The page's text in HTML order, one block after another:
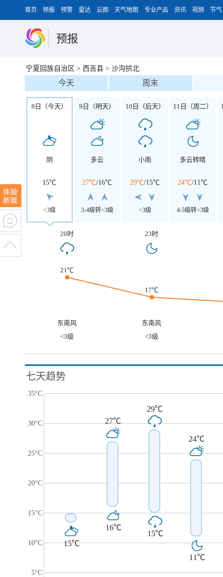
首页 预报 预警 雷达 云图 天气地图 专业产品 资讯 视频 节气
预报
宁夏回族自治区 > 西吉县 > 沙沟拱北
今天 周末
8日（今天）
阴
15℃
<3级
9日（明天）
多云
27℃/16℃
3-4级转<3级
10日（后天）
小雨
29℃/15℃
<3级
11日（周二）
多云转晴
24℃/11℃
4-5级转<3级
20时 23时
21℃
17℃
东南风
东南风
<3级
<3级
七天趋势
35°C
30°C
25°C
20°C
15°C
10°C
5°C
15℃
27℃
16℃
29℃
15℃
24℃
11℃